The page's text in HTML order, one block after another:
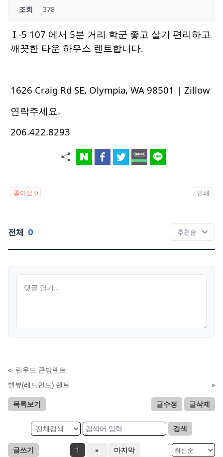
조회 378
I -5 107 에서 5분 거리 학군 좋고 살기 편리하고
깨끗한 타운 하우스 렌트합니다.
1626 Craig Rd SE, Olympia, WA 98501 | Zillow
연락주세요.
206.422.8293
좋아요 0 인쇄
전체 0
« 린우드 큰방렌트
벨뷰(레드먼드) 렌트
»
목록보기 글수정 글삭제
검색
글쓰기 1 » 마지막